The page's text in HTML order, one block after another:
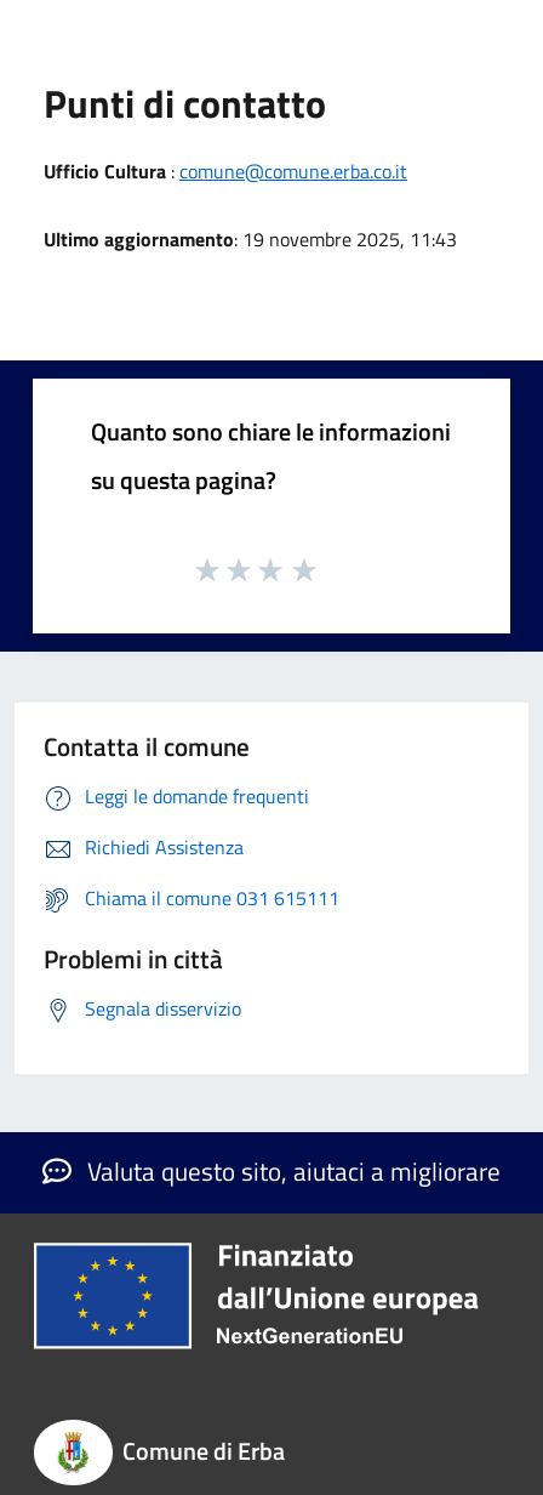
Punti di contatto
Ufficio Cultura :comune@comune.erba.co.it
Ultimo aggiornamento: 19 novembre 2025, 11:43
Quanto sono chiare le informazioni
su questa pagina?
Contatta il comune
Leggi le domande frequenti
Richiedi Assistenza
Chiama il comune 031 615111
Problemi in città
Segnala disservizio
Valuta questo sito, aiutaci a migliorare
Comune di Erba